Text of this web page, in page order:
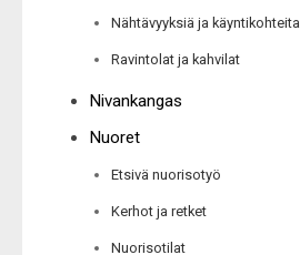
Nähtävyyksiä ja käyntikohteita
Ravintolat ja kahvilat
Nivankangas
Nuoret
Etsivä nuorisotyö
Kerhot ja retket
Nuorisotilat